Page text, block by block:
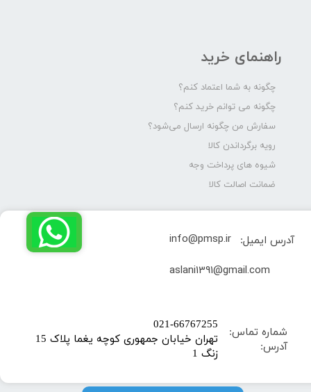
راهنمای خرید
چگونه به شما اعتماد کنم؟
چگونه می توانم خرید کنم؟
سفارش من چگونه ارسال می‌شود؟
رویه برگرداندن کالا
شیوه های پرداخت وجه
ضمانت اصالت کالا
شماره تماس:
آدرس:
​021-66767255
تهران خیابان جمهوری کوچه یغما پلاک 15
زنگ 1
آدرس ایمیل:
info@pmsp.ir
​aslani1391@gmail.com